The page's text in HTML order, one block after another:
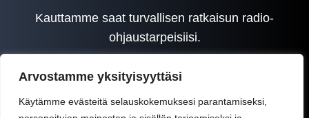
Arvostamme yksityisyyttäsi
Käytämme evästeitä selauskokemuksesi parantamiseksi,
Kauttamme saat turvallisen ratkaisun radio-
ohjaustarpeisiisi.